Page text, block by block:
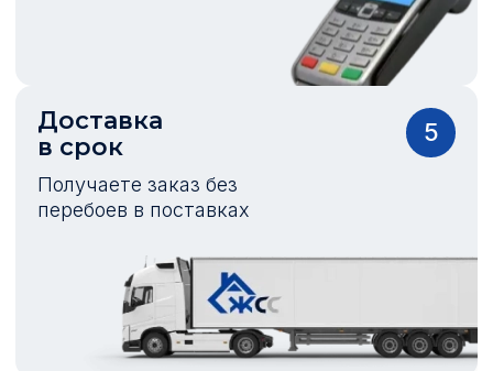
Доставка
в срок
Получаете заказ без
перебоев в поставках
5